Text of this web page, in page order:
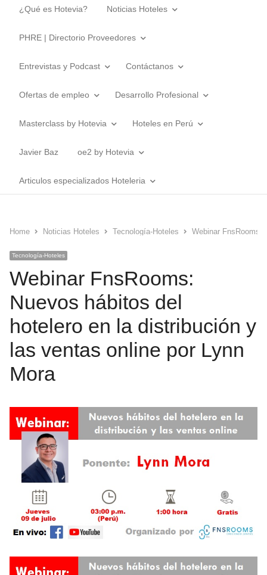
¿Qué es Hotevia? Noticias Hoteles
PHRE | Directorio Proveedores
Entrevistas y Podcast Contáctanos
Ofertas de empleo Desarrollo Profesional
Masterclass by Hotevia Hoteles en Perú
Javier Baz oe2 by Hotevia
Articulos especializados Hoteleria
Home Noticias Hoteles Tecnología-Hoteles Webinar FnsRooms:
Tecnología-Hoteles
Webinar FnsRooms:
Nuevos hábitos del
hotelero en la distribución y
las ventas online por Lynn
Mora